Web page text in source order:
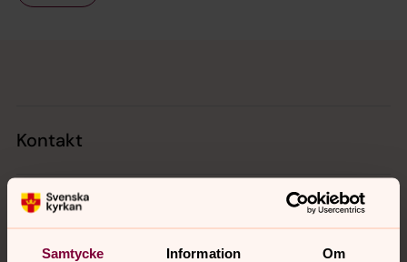
Samtycke Information Om
Kontakt
Kalender